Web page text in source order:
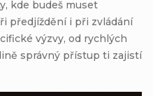
kde budeš muset
předjíždění i při zvládání
výzvy, od rychlých
správný přístup ti zajistí